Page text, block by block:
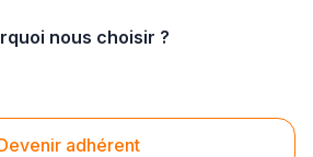
nous choisir ?
adhérent
du formulaire